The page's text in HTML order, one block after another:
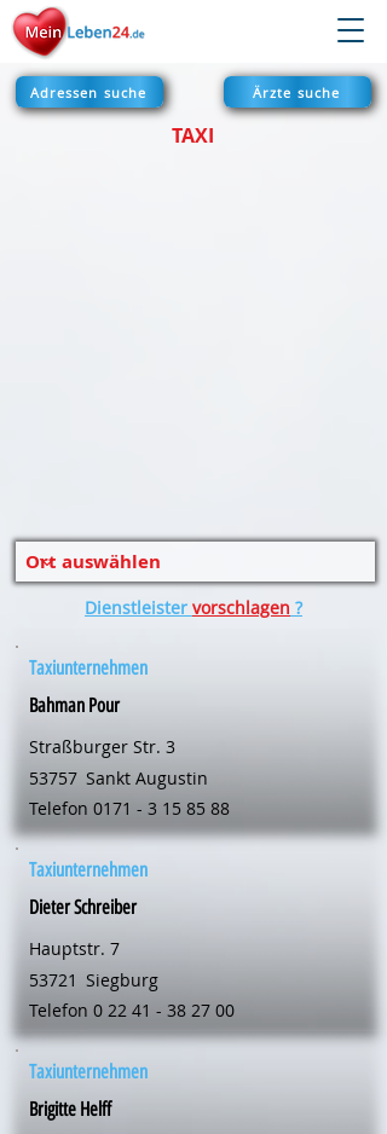
Adressen suche Ärzte suche
TAXI​​
Dienstleister vorschlagen ?
Taxiunternehmen
Bahman Pour
Straßburger Str. 3
53757 Sankt Augustin
Telefon 0171 - 3 15 85 88
Taxiunternehmen
Dieter Schreiber
Hauptstr. 7
53721 Siegburg
Telefon 0 22 41 - 38 27 00
Taxiunternehmen
Brigitte Helff